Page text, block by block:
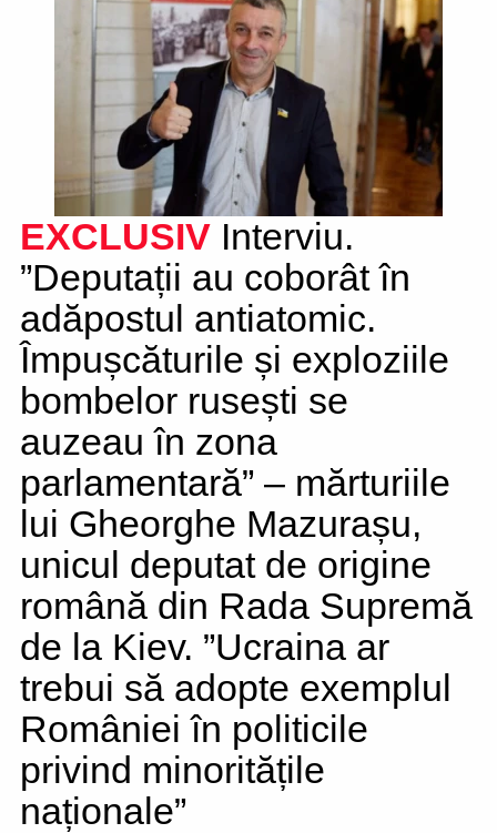
EXCLUSIV Interviu.
”Deputații au coborât în
adăpostul antiatomic.
Împușcăturile și exploziile
bombelor rusești se
auzeau în zona
parlamentară” – mărturiile
lui Gheorghe Mazurașu,
unicul deputat de origine
română din Rada Supremă
de la Kiev. ”Ucraina ar
trebui să adopte exemplul
României în politicile
privind minoritățile
naționale”